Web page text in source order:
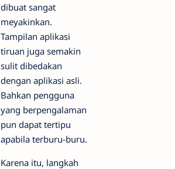
dibuat sangat
meyakinkan.
Tampilan aplikasi
tiruan juga semakin
sulit dibedakan
dengan aplikasi asli.
Bahkan pengguna
yang berpengalaman
pun dapat tertipu
apabila terburu-buru.
Karena itu, langkah